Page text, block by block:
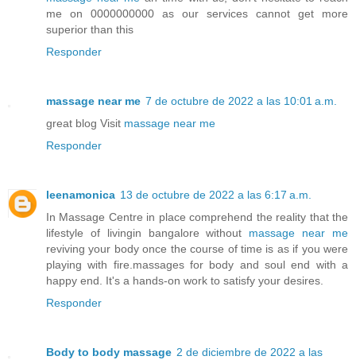
me on 0000000000 as our services cannot get more
superior than this
Responder
massage near me 7 de octubre de 2022 a las 10:01 a.m.
great blog Visit massage near me
Responder
leenamonica 13 de octubre de 2022 a las 6:17 a.m.
In Massage Centre in place comprehend the reality that the
lifestyle of livingin bangalore without massage near me
reviving your body once the course of time is as if you were
playing with fire.massages for body and soul end with a
happy end. It's a hands-on work to satisfy your desires.
Responder
Body to body massage 2 de diciembre de 2022 a las